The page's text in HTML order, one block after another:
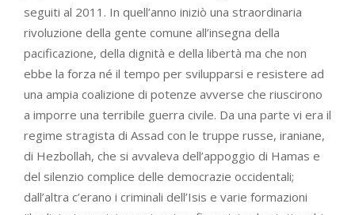
seguiti al 2011. In quell’anno iniziò una straordinaria
rivoluzione della gente comune all’insegna della
pacificazione, della dignità e della libertà ma che non
ebbe la forza né il tempo per svilupparsi e resistere ad
una ampia coalizione di potenze avverse che riuscirono
a imporre una terribile guerra civile. Da una parte vi era il
regime stragista di Assad con le truppe russe, iraniane,
di Hezbollah, che si avvaleva dell’appoggio di Hamas e
del silenzio complice delle democrazie occidentali;
dall’altra c’erano i criminali dell’Isis e varie formazioni